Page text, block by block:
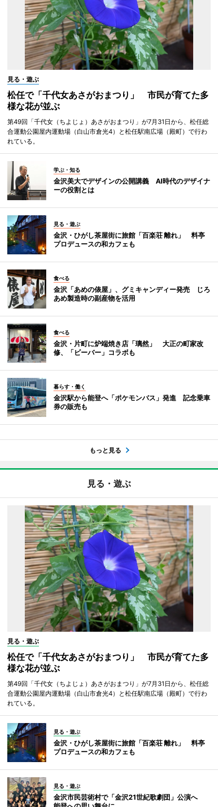
見る・遊ぶ
松任で「千代女あさがおまつり」 市民が育てた多
様な花が並ぶ
第49回「千代女（ちよじょ）あさがおまつり」が7月31日から、松任総
合運動公園屋内運動場（白山市倉光4）と松任駅南広場（殿町）で行わ
れている。
学ぶ・知る
金沢美大でデザインの公開講義 AI時代のデザイナ
ーの役割とは
見る・遊ぶ
金沢・ひがし茶屋街に旅館「百楽荘 離れ」 料亭
プロデュースの和カフェも
食べる
金沢「あめの俵屋」、グミキャンディー発売 じろ
あめ製造時の副産物を活用
食べる
金沢・片町に炉端焼き店「璃然」 大正の町家改
修、「ビーバー」コラボも
暮らす・働く
金沢駅から能登へ「ポケモンバス」発進 記念乗車
券の販売も
もっと見る
見る・遊ぶ
見る・遊ぶ
松任で「千代女あさがおまつり」 市民が育てた多
様な花が並ぶ
第49回「千代女（ちよじょ）あさがおまつり」が7月31日から、松任総
合運動公園屋内運動場（白山市倉光4）と松任駅南広場（殿町）で行わ
れている。
見る・遊ぶ
金沢・ひがし茶屋街に旅館「百楽荘 離れ」 料亭
プロデュースの和カフェも
見る・遊ぶ
金沢市民芸術村で「金沢21世紀歌劇団」公演へ